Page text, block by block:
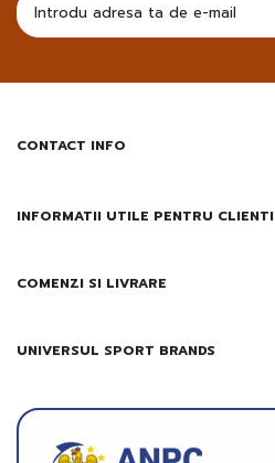
sa
primesc
informatii
CONTACT INFO
INFORMATII UTILE PENTRU CLIENTI
COMENZI SI LIVRARE
UNIVERSUL SPORT BRANDS